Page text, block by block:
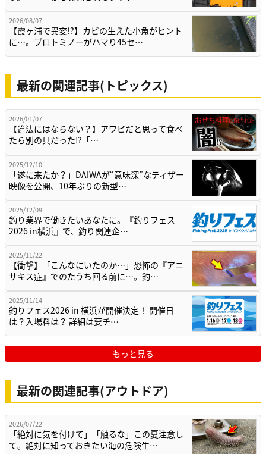
2026/08/07
【霞ヶ浦で異変!?】カビの生えた小魚がヒント
に…。プロトミノーがハマり45セ…
最新の関連記事(トピックス)
2026/01/07
【違法にはならない？】アワビだと思って食べ
たら別の貝だった⁉「…
2025/12/10
「遂に来たか？」DAIWAが“意味深”なティザー
映像を公開、10年ぶりの新型…
2025/12/09
釣り業界で働きたいあなたに。『釣りフェス
2026 in横浜』で、釣り関連企…
2025/11/22
【衝撃】「こんなにいたのか…」恐怖の『アニ
サキス症』でのたうち回る前に…。釣…
2025/11/14
釣りフェス2026 in 横浜が開催決定！ 開催日
は？入場料は？ 詳細は要チ…
もっと見る
最新の関連記事(アウトドア)
2026/07/22
「絶対に気を付けて」「触るな」この夏注意し
て。絶対に知っておきたい海の危険生…